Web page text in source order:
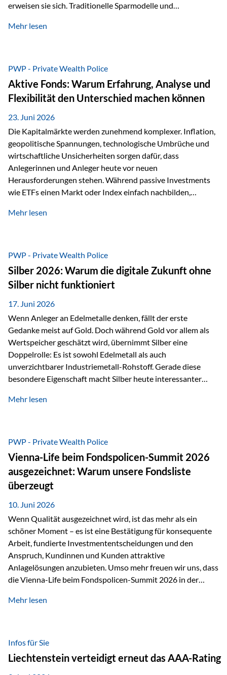
erweisen sie sich. Traditionelle Sparmodelle und
unumstößlich galten, versagen angesichts der expansiven
Nostalgie dar, sondern ist die modernste und strategisch
klügste Antwort auf globale Instabilität. Physische Werte
und der richtige Rechtsstandort sind heute keine bloße
Option mehr, sondern eine strategische Notwendigkeit. 1.
Der massive Aufwand hinter einem winzigen…
Mehr lesen
PWP - Private Wealth Police
Aktive Fonds: Warum Erfahrung, Analyse und
Flexibilität den Unterschied machen können
23. Juni 2026
Die Kapitalmärkte werden zunehmend komplexer. Inflation,
geopolitische Spannungen, technologische Umbrüche und
wirtschaftliche Unsicherheiten sorgen dafür, dass
Anlegerinnen und Anleger heute vor neuen
Herausforderungen stehen. Während passive Investments
wie ETFs einen Markt oder Index einfach nachbilden,
setzen auf die Expertise erfahrener Fondsmanager, die
Veränderungen geprägt ist, kann diese aktive
Herangehensweise einen entscheidenden Mehrwert bieten.
Was zeichnet aktive Fonds aus? Aktive Fonds verfolgen das
Ziel, nicht nur einen Markt abzubilden, sondern gezielt
Anlageentscheidungen zu treffen. Fondsmanager
analysieren Unternehmen,…
Mehr lesen
PWP - Private Wealth Police
Silber 2026: Warum die digitale Zukunft ohne
Silber nicht funktioniert
17. Juni 2026
Wenn Anleger an Edelmetalle denken, fällt der erste
Gedanke meist auf Gold. Doch während Gold vor allem als
Wertspeicher geschätzt wird, übernimmt Silber eine
Doppelrolle: Es ist sowohl Edelmetall als auch
unverzichtbarer Industriemetall-Rohstoff. Gerade diese
besondere Eigenschaft macht Silber heute interessanter
elektrischer – und genau dort spielt Silber eine
Leitfähigkeit aller Metalle. Diese Eigenschaft macht es für
zahlreiche Zukunftstechnologien praktisch unverzichtbar.
Silber findet sich unter anderem in: Solarmodulen
Elektrofahrzeugen Halbleitern Smartphones und Tablets…
Mehr lesen
PWP - Private Wealth Police
Vienna-Life beim Fondspolicen-Summit 2026
ausgezeichnet: Warum unsere Fondsliste
überzeugt
10. Juni 2026
Wenn Qualität ausgezeichnet wird, ist das mehr als ein
schöner Moment – es ist eine Bestätigung für konsequente
Arbeit, fundierte Investmententscheidungen und den
Anspruch, Kundinnen und Kunden attraktive
Anlagelösungen anzubieten. Umso mehr freuen wir uns, dass
die Vienna-Life beim Fondspolicen-Summit 2026 in der
dieser Ehrung ist der renommierte Fondspolicenreport der
analysiert und verglichen wurden. Das Ergebnis: Die ETF-
Auswahl der Vienna-Life zählt zu den drei besten Angeboten
am Markt. Für uns ist diese Auszeichnung eine Bestätigung
Mehr lesen
Infos für Sie
Liechtenstein verteidigt erneut das AAA-Rating